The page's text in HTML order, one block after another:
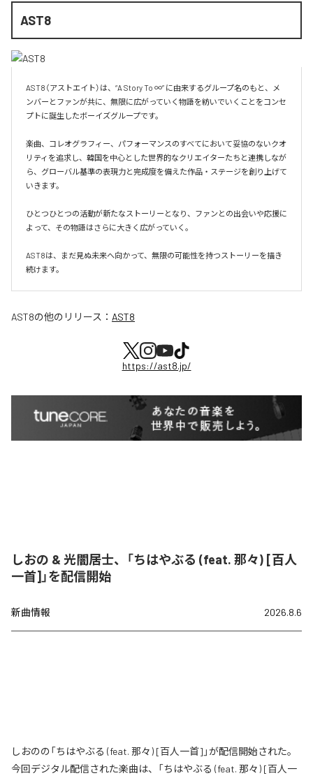
AST8
AST8（アストエイト）は、“A Story To ∞” に由来するグループ名のもと、メ
ンバーとファンが共に、無限に広がっていく物語を紡いでいくことをコンセ
プトに誕生したボーイズグループです。
楽曲、コレオグラフィー、パフォーマンスのすべてにおいて妥協のないクオ
リティを追求し、韓国を中心とした世界的なクリエイターたちと連携しなが
ら、グローバル基準の表現力と完成度を備えた作品・ステージを創り上げて
いきます。
ひとつひとつの活動が新たなストーリーとなり、ファンとの出会いや応援に
よって、その物語はさらに大きく広がっていく。
AST8は、まだ見ぬ未来へ向かって、無限の可能性を持つストーリーを描き
続けます。
AST8の他のリリース： AST8
https://ast8.jp/
しおの & 光闇居士、「ちはやぶる (feat. 那々) [百人
一首]」を配信開始
新曲情報 2026.8.6
しおのの「ちはやぶる (feat. 那々) [百人一首]」が配信開始された。
今回デジタル配信された楽曲は、「ちはやぶる (feat. 那々) [百人一